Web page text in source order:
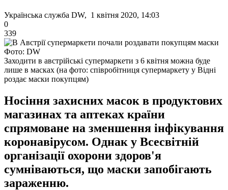
Українська служба DW, 1 квітня 2020, 14:03
0
339
Фото: DW
Заходити в австрійські супермаркети з 6 квітня можна буде
лише в масках (на фото: співробітниця супермаркету у Відні
роздає маски покупцям)
Носіння захисних масок в продуктових
магазинах та аптеках країни
спрямоване на зменшення інфікування
коронавірусом. Однак у Всесвітній
організації охорони здоров'я
сумніваються, що маски запобігають
зараженню.